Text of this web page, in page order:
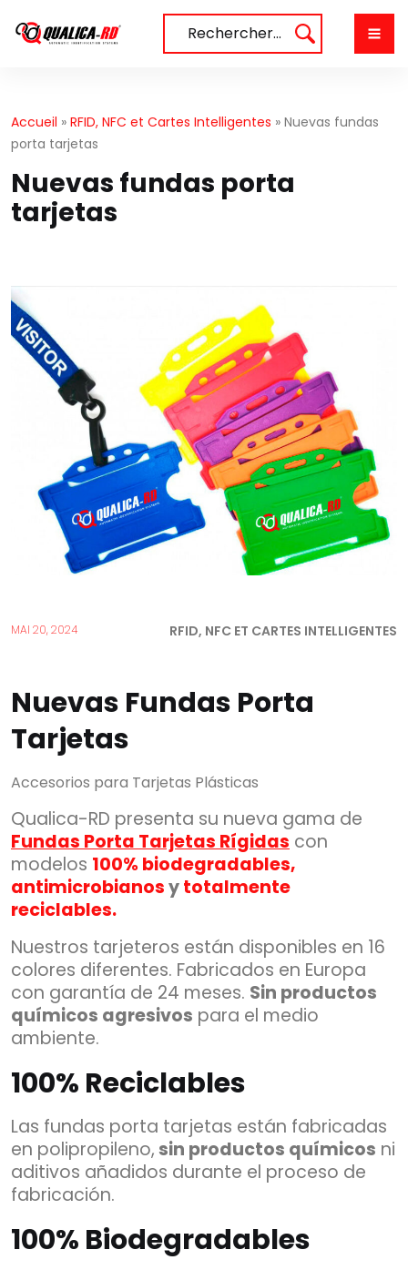
au
Rechercher…
Accueil » RFID, NFC et Cartes Intelligentes » Nuevas fundas
porta tarjetas
Nuevas fundas porta
tarjetas
MAI 20, 2024 RFID, NFC ET CARTES INTELLIGENTES
Nuevas Fundas Porta
Tarjetas
Accesorios para Tarjetas Plásticas
Qualica-RD presenta su nueva gama de
Fundas Porta Tarjetas Rígidas con
modelos 100% biodegradables,
antimicrobianosytotalmente
reciclables.
Nuestros tarjeteros están disponibles en 16
colores diferentes. Fabricados en Europa
con garantía de 24 meses. Sin productos
químicos agresivos para el medio
ambiente.
100% Reciclables
Las fundas porta tarjetas están fabricadas
en polipropileno,sin productos químicos ni
aditivos añadidos durante el proceso de
fabricación.
100% Biodegradables